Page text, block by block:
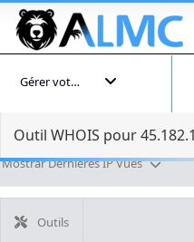
Gérer votre compte
Outil WHOIS pour
Mostrar Dernières IP Vues
Outils